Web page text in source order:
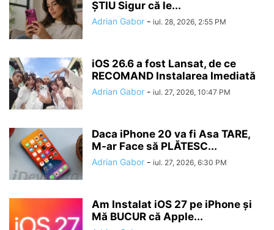
ȘTIU Sigur că le...
Adrian Gabor - iul. 28, 2026, 2:55 PM
iOS 26.6 a fost Lansat, de ce
RECOMAND Instalarea Imediată
Adrian Gabor - iul. 27, 2026, 10:47 PM
Daca iPhone 20 va fi Asa TARE,
M-ar Face să PLĂTESC...
Adrian Gabor - iul. 27, 2026, 6:30 PM
Am Instalat iOS 27 pe iPhone și
Mă BUCUR că Apple...